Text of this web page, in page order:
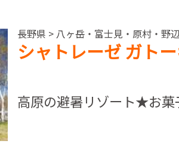
長野県 > 八ヶ岳・富士見・原村・野
シャトレーゼ ガト
高原の避暑リゾート★お菓